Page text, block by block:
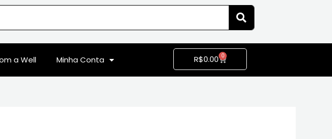
a Well Minha Conta R$0.00 0